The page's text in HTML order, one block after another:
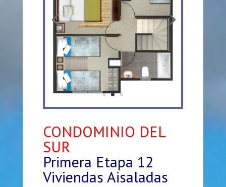
CONDOMINIO DEL
SUR
Primera Etapa 12
Viviendas Aisaladas